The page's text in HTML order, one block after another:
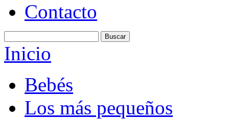
Contacto
Inicio
Bebés
Los más pequeños